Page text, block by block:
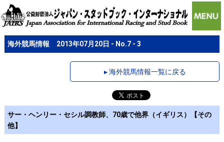
海外競馬情報 2013年07月20日 - No.7 - 3
▸ 海外競馬情報一覧に戻る
サー・ヘンリー・セシル調教師、70歳で他界（イギリス）【その
他】